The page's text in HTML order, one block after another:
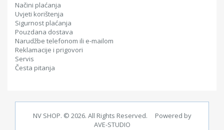
Načini plaćanja
Uvjeti korištenja
Sigurnost plaćanja
Pouzdana dostava
Narudžbe telefonom ili e-mailom
Reklamacije i prigovori
Servis
Česta pitanja
NV SHOP. © 2026. All Rights Reserved. Powered by
AVE-STUDIO